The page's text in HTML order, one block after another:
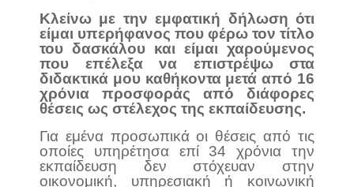
Κλείνω με την εμφατική δήλωση ότι
είμαι υπερήφανος που φέρω τον τίτλο
του δασκάλου και είμαι χαρούμενος
που επέλεξα να επιστρέψω στα
διδακτικά μου καθήκοντα μετά από 16
χρόνια προσφοράς από διάφορες
θέσεις ως στέλεχος της εκπαίδευσης.
Για εμένα προσωπικά οι θέσεις από τις
οποίες υπηρέτησα επί 34 χρόνια την
εκπαίδευση δεν στόχευαν στην
οικονομική, υπηρεσιακή ή κοινωνική